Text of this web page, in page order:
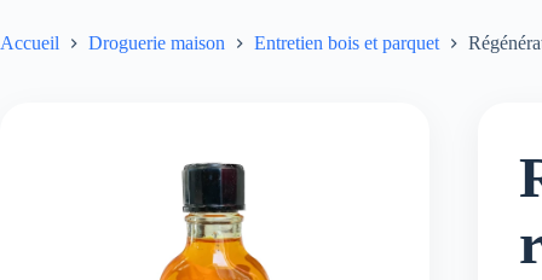
Accueil Droguerie maison Entretien bois et parquet